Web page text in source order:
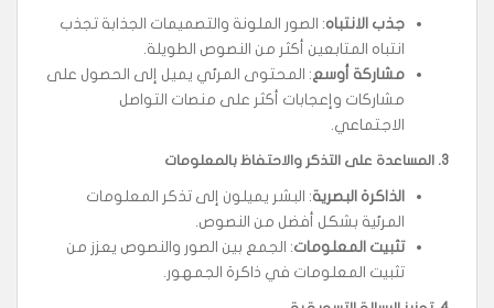
جذب الانتباه: الصور الملونة والتصميمات الجذابة تجذب
انتباه المتابعين أكثر من النصوص الطويلة.
مشاركة أوسع: المحتوى المرئي يميل إلى الحصول على
مشاركات وإعجابات أكثر على منصات التواصل
الاجتماعي.
3. المساعدة على التذكر والاحتفاظ بالمعلومات
الذاكرة البصرية: البشر يميلون إلى تذكر المعلومات
المرئية بشكل أفضل من النصوص.
تثبيت المعلومات: الجمع بين الصور والنصوص يعزز من
تثبيت المعلومات في ذاكرة الجمهور.